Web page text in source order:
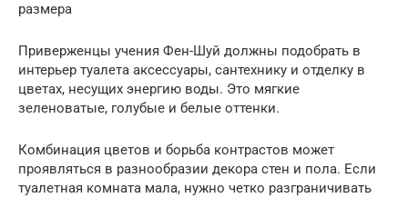
размера
Приверженцы учения Фен-Шуй должны подобрать в
интерьер туалета аксессуары, сантехнику и отделку в
цветах, несущих энергию воды. Это мягкие
зеленоватые, голубые и белые оттенки.
Комбинация цветов и борьба контрастов может
проявляться в разнообразии декора стен и пола. Если
туалетная комната мала, нужно четко разграничивать